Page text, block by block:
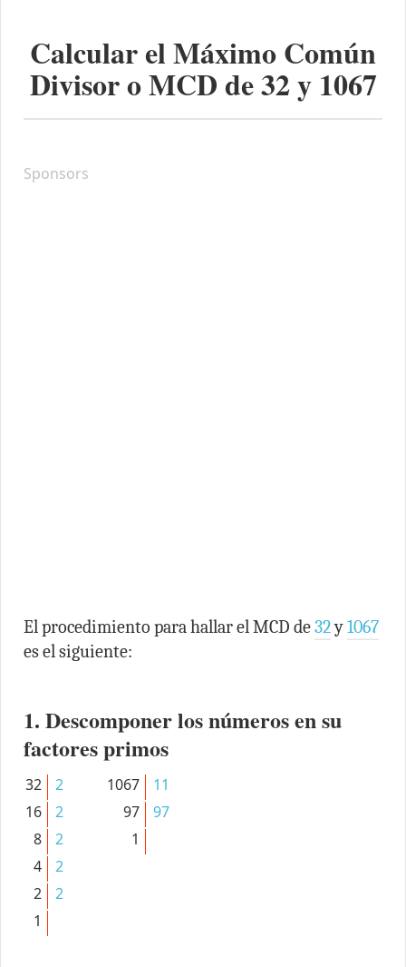
Calcular el Máximo Común
Divisor o MCD de32y 1067
Sponsors
El procedimiento para hallar el MCD de32y1067
es el siguiente:
1. Descomponer los números en su
factores primos
32
2
16
2
8
2
4
2
2
2
1
1067
11
97
97
1